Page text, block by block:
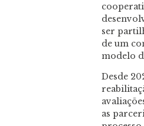
ser
de um
modelo
Desde
as